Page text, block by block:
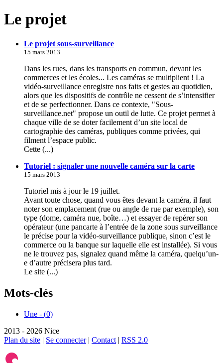
Le projet
Le projet sous-surveillance
15 mars 2013
Dans les rues, dans les transports en commun, devant les
commerces et les écoles... Les caméras se multiplient ! La
vidéo-surveillance enregistre nos faits et gestes au quotidien,
alors que les dispositifs de contrôle ne cessent de s’intensifier
et de se perfectionner. Dans ce contexte, "Sous-
surveillance.net" propose un outil de lutte. Ce projet permet à
chaque ville de se doter facilement d’un site local de
cartographie des caméras, publiques comme privées, qui
filment l’espace public.
Cette (...)
Tutoriel : signaler une nouvelle caméra sur la carte
15 mars 2013
Tutoriel mis à jour le 19 juillet.
Avant toute chose, quand vous êtes devant la caméra, il faut
noter son emplacement (rue ou angle de rue par exemple), son
type (dome, caméra nue, boîte…) et essayer de repérer son
opérateur (une pancarte à l’entrée de la zone sous surveillance
le précise pour la vidéo-surveillance publique, sinon c’est le
commerce ou la banque sur laquelle elle est installée). Si vous
ne le trouvez pas, signalez quand même la caméra, quelqu’un-
e d’autre précisera plus tard.
Le site (...)
Mots-clés
Une - (0)
2013 - 2026 Nice
Plan du site | Se connecter| Contact | RSS 2.0